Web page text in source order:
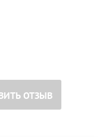
ОТЗЫВ